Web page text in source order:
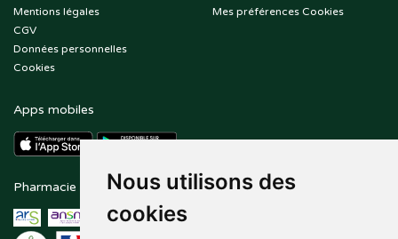
Nous utilisons des
cookies
Mentions légales
CGV
Données personnelles
Cookies
Mes préférences Cookies
Apps mobiles
Pharmacie en ligne agréée Paiement sécurisé